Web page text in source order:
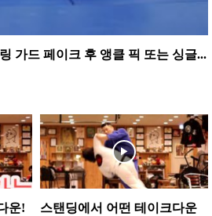
가드 페이크 후 앵클 픽 또는 싱글...
운!
스탠딩에서 어떤 테이크다운